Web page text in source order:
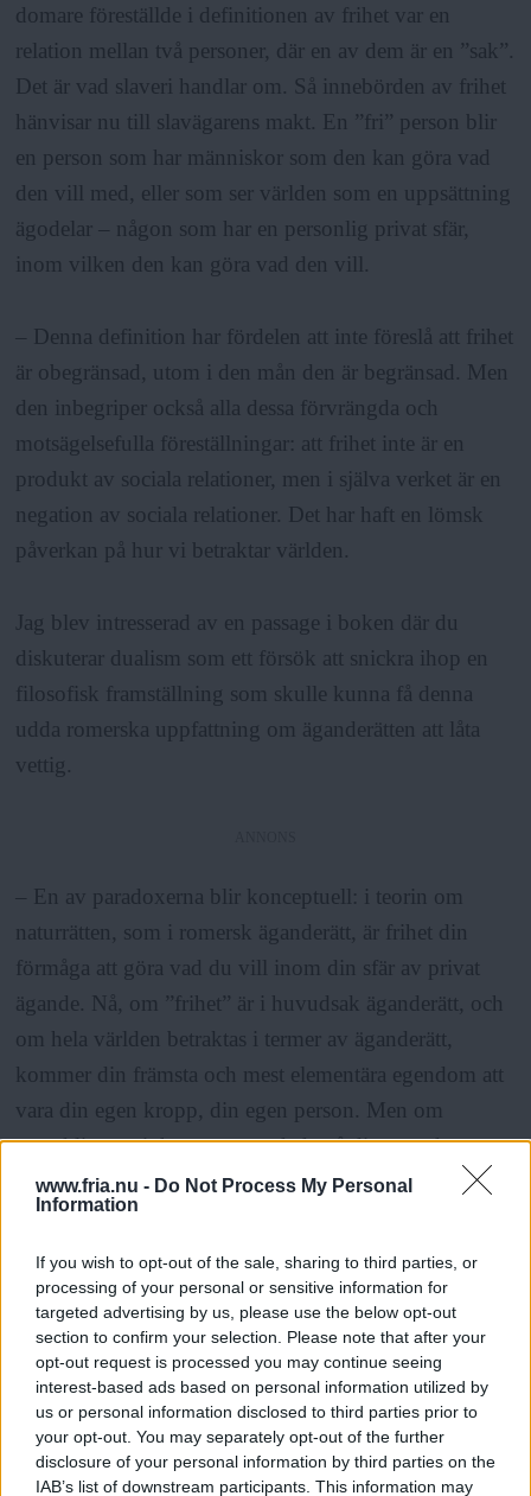
www.fria.nu - Do Not Process My Personal
Information
If you wish to opt-out of the sale, sharing to third parties, or
processing of your personal or sensitive information for
targeted advertising by us, please use the below opt-out
section to confirm your selection. Please note that after your
opt-out request is processed you may continue seeing
interest-based ads based on personal information utilized by
us or personal information disclosed to third parties prior to
your opt-out. You may separately opt-out of the further
disclosure of your personal information by third parties on the
IAB’s list of downstream participants. This information may
domare föreställde i definitionen av frihet var en
relation mellan två personer, där en av dem är en ”sak”.
Det är vad slaveri handlar om. Så innebörden av frihet
hänvisar nu till slavägarens makt. En ”fri” person blir
en person som har människor som den kan göra vad
den vill med, eller som ser världen som en uppsättning
ägodelar – någon som har en personlig privat sfär,
inom vilken den kan göra vad den vill.
– Denna definition har fördelen att inte föreslå att frihet
är obegränsad, utom i den mån den är begränsad. Men
den inbegriper också alla dessa förvrängda och
motsägelsefulla föreställningar: att frihet inte är en
produkt av sociala relationer, men i själva verket är en
negation av sociala relationer. Det har haft en lömsk
påverkan på hur vi betraktar världen.
Jag blev intresserad av en passage i boken där du
diskuterar dualism som ett försök att snickra ihop en
filosofisk framställning som skulle kunna få denna
udda romerska uppfattning om äganderätten att låta
vettig.
– En av paradoxerna blir konceptuell: i teorin om
naturrätten, som i romersk äganderätt, är frihet din
förmåga att göra vad du vill inom din sfär av privat
ägande. Nå, om ”frihet” är i huvudsak äganderätt, och
om hela världen betraktas i termer av äganderätt,
kommer din främsta och mest elementära egendom att
vara din egen kropp, din egen person. Men om
mänskliga rättigheter är grundade på din äganderätt
över dig själv, och äganderätt är utformad efter slaveri,
innebär det att du är både herre och slav på en och
samma gång. Hur fungerar det? Det är uppenbart att
det inte låter vettigt. Det är anledningen, tycks det mig,
till varför vi är så fast beslutna att skapa en uppdelning
mellan sinne och kropp, därför att det erbjuder ett sätt
att föreställa sig vårt sinne som herre och kroppen som
slav. Denna idé är ett svar på det sätt vi väljer att
definiera ”frihet” i lag.